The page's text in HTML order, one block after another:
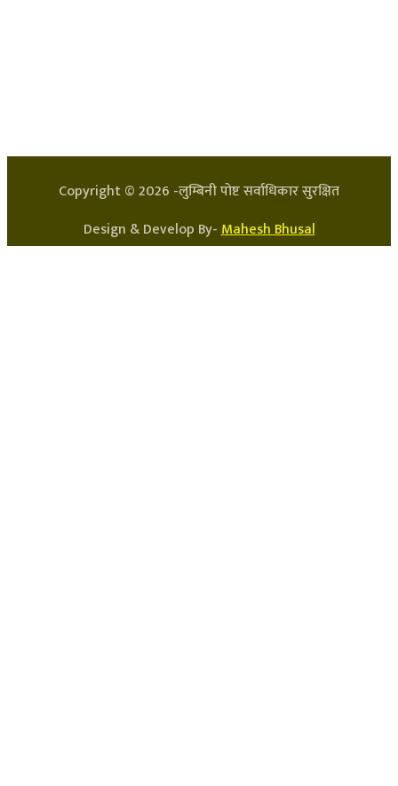
Copyright ©2026 -लुम्बिनी पोष्ट सर्वाधिकार सुरक्षित
Design & Develop By-Mahesh Bhusal